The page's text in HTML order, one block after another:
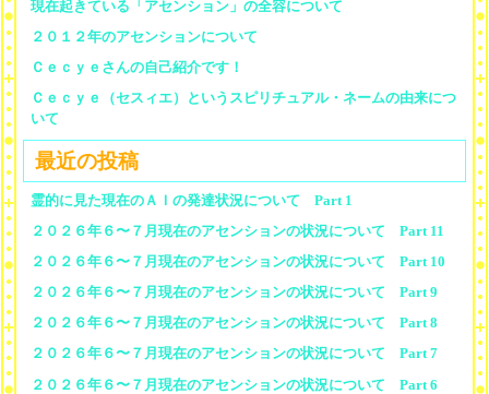
現在起きている「アセンション」の全容について
２０１２年のアセンションについて
Ｃｅｃｙｅさんの自己紹介です！
Ｃｅｃｙｅ（セスィエ）というスピリチュアル・ネームの由来につ
いて
最近の投稿
霊的に見た現在のＡＩの発達状況について Part 1
２０２６年６〜７月現在のアセンションの状況について Part 11
２０２６年６〜７月現在のアセンションの状況について Part 10
２０２６年６〜７月現在のアセンションの状況について Part 9
２０２６年６〜７月現在のアセンションの状況について Part 8
２０２６年６〜７月現在のアセンションの状況について Part 7
２０２６年６〜７月現在のアセンションの状況について Part 6